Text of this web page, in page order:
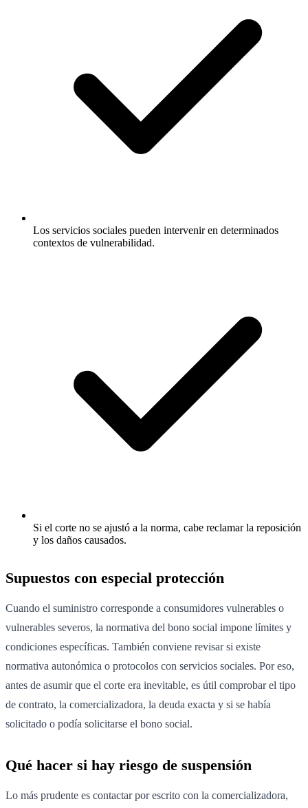
Los servicios sociales pueden intervenir en determinados
contextos de vulnerabilidad.
Si el corte no se ajustó a la norma, cabe reclamar la reposición
y los daños causados.
Supuestos con especial protección
Cuando el suministro corresponde a consumidores vulnerables o
vulnerables severos, la normativa del bono social impone límites y
condiciones específicas. También conviene revisar si existe
normativa autonómica o protocolos con servicios sociales. Por eso,
antes de asumir que el corte era inevitable, es útil comprobar el tipo
de contrato, la comercializadora, la deuda exacta y si se había
solicitado o podía solicitarse el bono social.
Qué hacer si hay riesgo de suspensión
Lo más prudente es contactar por escrito con la comercializadora,